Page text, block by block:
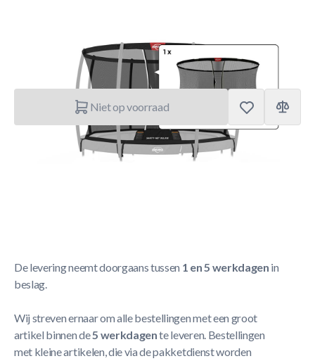
Niet op voorraad
De levering neemt doorgaans tussen 1 en 5 werkdagen in
beslag.
Wij streven ernaar om alle bestellingen met een groot
artikel binnen de5 werkdagente leveren. Bestellingen
met kleine artikelen, die via de pakketdienst worden